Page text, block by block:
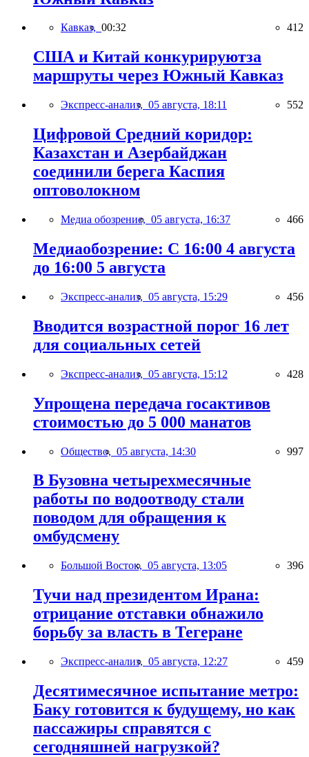
Кавказ, 00:32 412
США и Китай конкурируютза
маршруты через Южный Кавказ
Экспресс-анализ, 05 августа, 18:11 552
Цифровой Средний коридор:
Казахстан и Азербайджан
соединили берега Каспия
оптоволокном
Медиа обозрение, 05 августа, 16:37 466
Медиаобозрение: С 16:00 4 августа
до 16:00 5 августа
Экспресс-анализ, 05 августа, 15:29 456
Вводится возрастной порог 16 лет
для социальных сетей
Экспресс-анализ, 05 августа, 15:12 428
Упрощена передача госактивов
стоимостью до 5 000 манатов
Общество, 05 августа, 14:30 997
В Бузовна четырехмесячные
работы по водоотводу стали
поводом для обращения к
омбудсмену
Большой Восток, 05 августа, 13:05 396
Тучи над президентом Ирана:
отрицание отставки обнажило
борьбу за власть в Тегеране
Экспресс-анализ, 05 августа, 12:27 459
Десятимесячное испытание метро:
Баку готовится к будущему, но как
пассажиры справятся с
сегодняшней нагрузкой?